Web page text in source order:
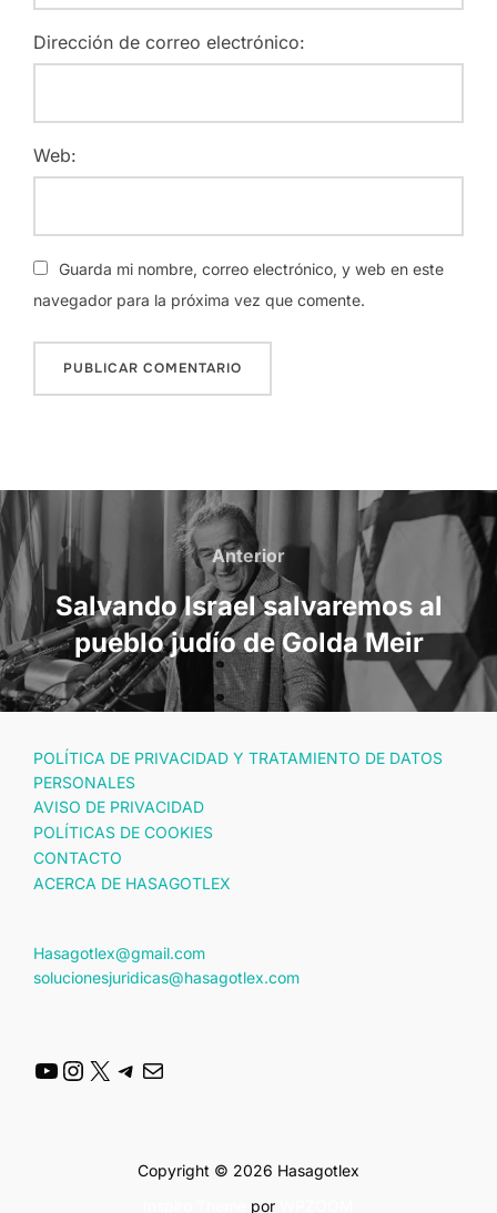
Dirección de correo electrónico:
Web:
Guarda mi nombre, correo electrónico, y web en este
navegador para la próxima vez que comente.
Navegación
de
entradas
Anterior
Anterior
Salvando Israel salvaremos al
pueblo judío de Golda Meir
POLÍTICA DE PRIVACIDAD Y TRATAMIENTO DE DATOS
PERSONALES
AVISO DE PRIVACIDAD
POLÍTICAS DE COOKIES
CONTACTO
ACERCA DE HASAGOTLEX
Hasagotlex@gmail.com
solucionesjuridicas@hasagotlex.com
YouTube
Instagram
X Telegram
Correo electrónico
Copyright © 2026 Hasagotlex
por